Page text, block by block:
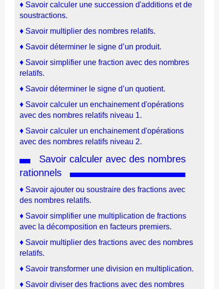
♦ Savoir calculer une succession d'additions et de
soustractions.
♦ Savoir multiplier des nombres relatifs.
♦ Savoir déterminer le signe d’un produit.
♦ Savoir simplifier une fraction avec des nombres
relatifs.
♦ Savoir déterminer le signe d’un quotient.
♦ Savoir calculer un enchainement d'opérations
avec des nombres relatifs niveau 1.
♦ Savoir calculer un enchainement d'opérations
avec des nombres relatifs niveau 2.
Savoir calculer avec des nombres
rationnels
♦ Savoir ajouter ou soustraire des fractions avec
des nombres relatifs.
♦ Savoir simplifier une multiplication de fractions
avec la décomposition en facteurs premiers.
♦ Savoir multiplier des fractions avec des nombres
relatifs.
♦ Savoir transformer une division en multiplication.
♦ Savoir diviser des fractions avec des nombres